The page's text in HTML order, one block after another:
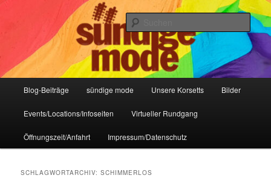
Sündige Mode Frankfurt
IHR Laden für Korsetts, Lifestyle-Mode, Club- und Dark-Wear seit 2004
Blog-Beiträge sündige mode Unsere Korsetts Bilder
Events/Locations/Infoseiten Virtueller Rundgang
Öffnungszeit/Anfahrt Impressum/Datenschutz
SCHLAGWORTARCHIV:SCHIMMERLOS